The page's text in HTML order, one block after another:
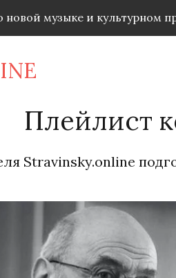
новой музыке и культурном
Плейлист
Stravinsky.online